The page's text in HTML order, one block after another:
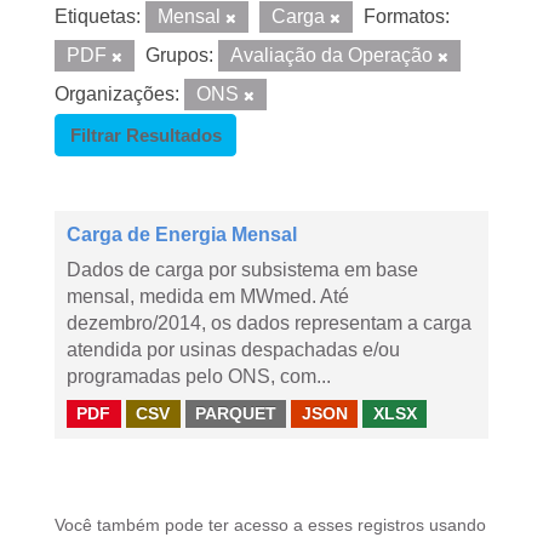
Etiquetas: Mensal Carga
Formatos:
PDF
Grupos:
Avaliação da Operação
Organizações:
ONS
Filtrar Resultados
Carga de Energia Mensal
Dados de carga por subsistema em base
mensal, medida em MWmed. Até
dezembro/2014, os dados representam a carga
atendida por usinas despachadas e/ou
programadas pelo ONS, com...
PDF CSV PARQUET JSON XLSX
Você também pode ter acesso a esses registros usando